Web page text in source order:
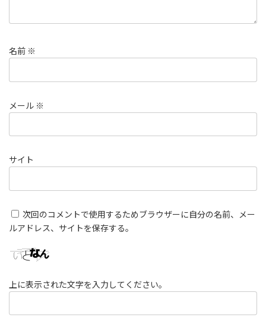
名前 ※
メール ※
サイト
次回のコメントで使用するためブラウザーに自分の名前、メー
ルアドレス、サイトを保存する。
上に表示された文字を入力してください。